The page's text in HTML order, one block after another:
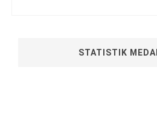
STATISTIK